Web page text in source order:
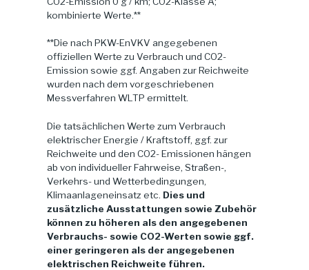
kombinierte Werte.**
**Die nach PKW-EnVKV angegebenen
offiziellen Werte zu Verbrauch und CO2-
Emission sowie ggf. Angaben zur Reichweite
wurden nach dem vorgeschriebenen
Messverfahren WLTP ermittelt.
Die tatsächlichen Werte zum Verbrauch
elektrischer Energie / Kraftstoff, ggf. zur
Reichweite und den CO2- Emissionen hängen
ab von individueller Fahrweise, Straßen-,
Verkehrs- und Wetterbedingungen,
Klimaanlageneinsatz etc. Dies und
zusätzliche Ausstattungen sowie Zubehör
können zu höheren als den angegebenen
Verbrauchs- sowie CO2-Werten sowie ggf.
einer geringeren als der angegebenen
elektrischen Reichweite führen.